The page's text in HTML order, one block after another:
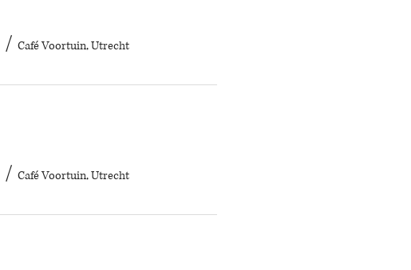
/ Café Voortuin, Utrecht
/ Café Voortuin, Utrecht